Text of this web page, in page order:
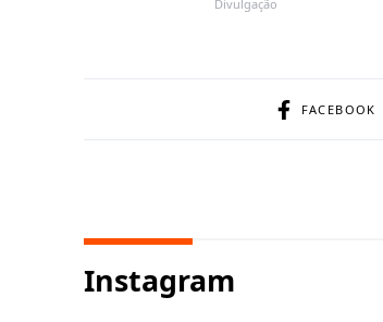
Divulgação
FACEBOOK
Instagram